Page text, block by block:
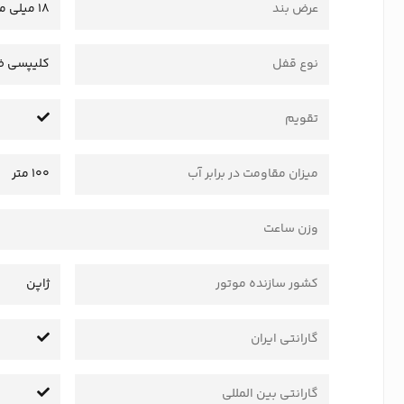
عرض بند 18 میلی متر
نوع قفل کلیپسی
تقویم
میزان مقاومت در برابر آب 100 متر
وزن ساعت
کشور سازنده موتور ژاپن
گارانتی ایران
گارانتی بین المللی